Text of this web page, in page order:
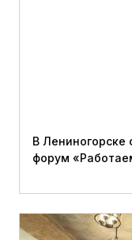
В Лениногорске
форум